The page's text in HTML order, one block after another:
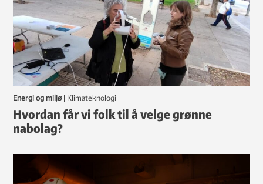
Energi og miljø | klimateknologi
Hvordan får vi folk til å velge grønne
nabolag?